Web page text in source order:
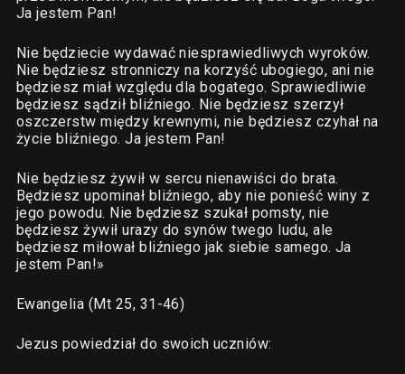
Ja jestem Pan!
Nie będziecie wydawać niesprawiedliwych wyroków.
Nie będziesz stronniczy na korzyść ubogiego, ani nie
będziesz miał względu dla bogatego. Sprawiedliwie
będziesz sądził bliźniego. Nie będziesz szerzył
oszczerstw między krewnymi, nie będziesz czyhał na
życie bliźniego. Ja jestem Pan!
Nie będziesz żywił w sercu nienawiści do brata.
Będziesz upominał bliźniego, aby nie ponieść winy z
jego powodu. Nie będziesz szukał pomsty, nie
będziesz żywił urazy do synów twego ludu, ale
będziesz miłował bliźniego jak siebie samego. Ja
jestem Pan!»
Ewangelia (Mt 25, 31-46)
Jezus powiedział do swoich uczniów: